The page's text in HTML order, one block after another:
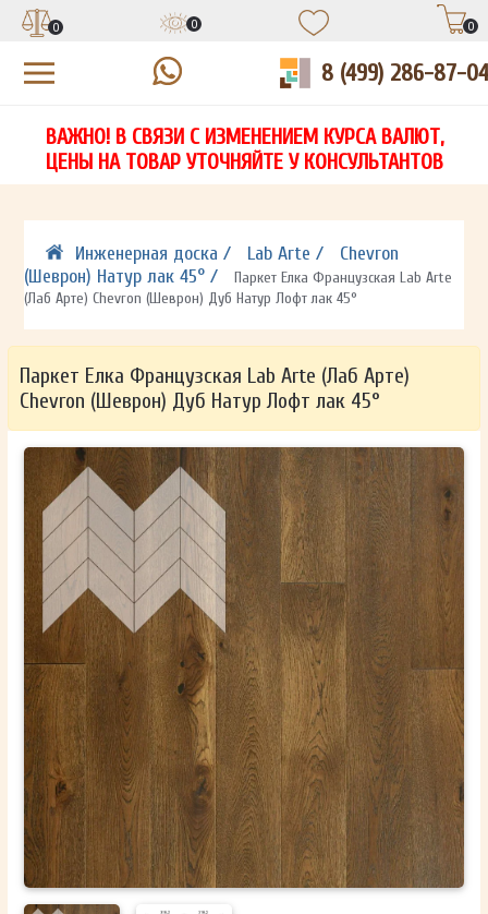
НА
СВЯЖЕТСЯ С ВАМИ В ТЕЧЕНИЕ 15 МИНУТ
ОТПРАВИТЬ
Ваши данные не будут переданы третьим лицам
ЗАПОЛНИТЕ ФОРМУ И НАШ МЕНЕДЖЕР
СВЯЖЕТСЯ С ВАМИ В ТЕЧЕНИЕ 15 МИНУТ
ОТПРАВИТЬ
Ваши данные не будут переданы третьим лицам
ЗАПОЛНИТЕ ФОРМУ И НАШ МЕНЕДЖЕР
СВЯЖЕТСЯ С ВАМИ В ТЕЧЕНИЕ 15 МИНУТ
ОТПРАВИТЬ
Ваши данные не будут переданы третьим лицам
0 0 0
8 (499) 286-87-04
ВАЖНО! В СВЯЗИ С ИЗМЕНЕНИЕМ КУРСА ВАЛЮТ,
ЦЕНЫ НА ТОВАР УТОЧНЯЙТЕ У КОНСУЛЬТАНТОВ
Инженерная доска / Lab Arte /
Chevron
(Шеврон) Натур лак 45° /
Паркет Елка Французская Lab Arte
(Лаб Арте) Chevron (Шеврон) Дуб Натур Лофт лак 45°
Паркет Елка Французская Lab Arte (Лаб Арте)
Chevron (Шеврон) Дуб Натур Лофт лак 45°